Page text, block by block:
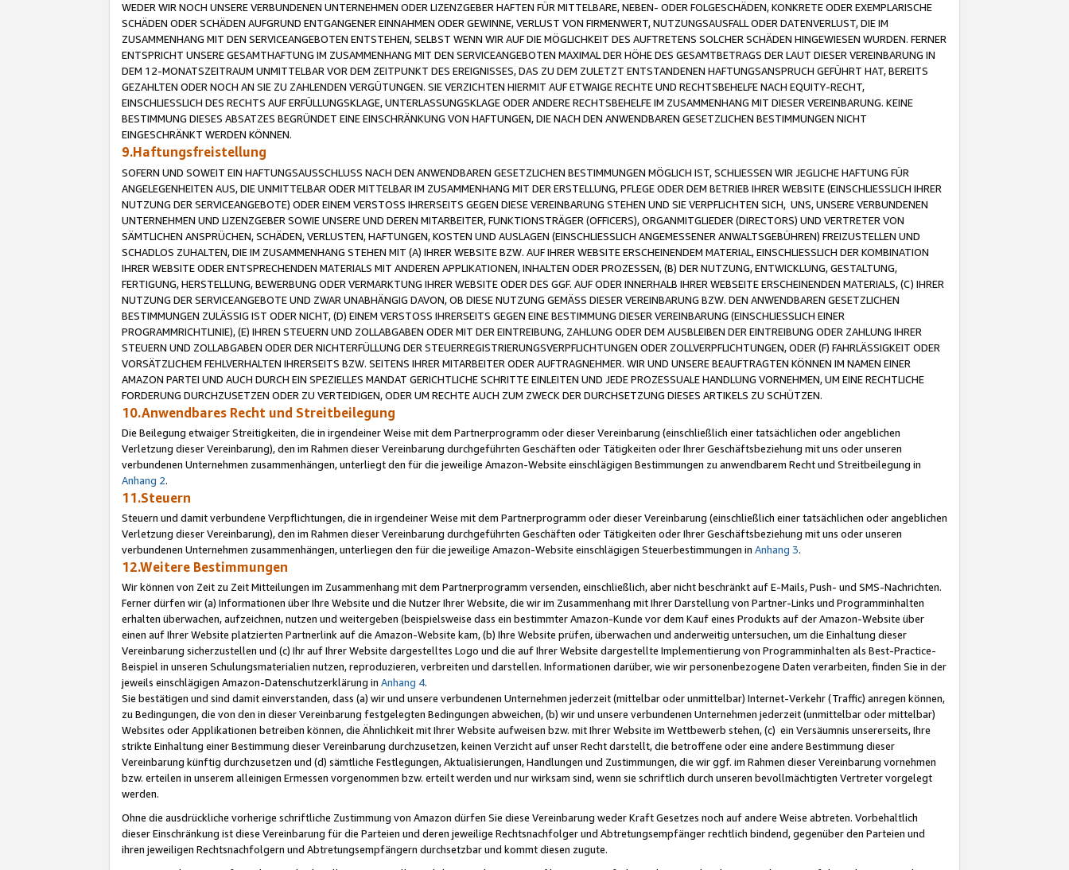
WEDER WIR NOCH UNSERE VERBUNDENEN UNTERNEHMEN ODER LIZENZGEBER HAFTEN FÜR MITTELBARE, NEBEN- ODER FOLGESCHÄDEN, KONKRETE ODER EXEMPLARISCHE
SCHÄDEN ODER SCHÄDEN AUFGRUND ENTGANGENER EINNAHMEN ODER GEWINNE, VERLUST VON FIRMENWERT, NUTZUNGSAUSFALL ODER DATENVERLUST, DIE IM
ZUSAMMENHANG MIT DEN SERVICEANGEBOTEN ENTSTEHEN, SELBST WENN WIR AUF DIE MÖGLICHKEIT DES AUFTRETENS SOLCHER SCHÄDEN HINGEWIESEN WURDEN. FERNER
ENTSPRICHT UNSERE GESAMTHAFTUNG IM ZUSAMMENHANG MIT DEN SERVICEANGEBOTEN MAXIMAL DER HÖHE DES GESAMTBETRAGS DER LAUT DIESER VEREINBARUNG IN
DEM 12-MONATSZEITRAUM UNMITTELBAR VOR DEM ZEITPUNKT DES EREIGNISSES, DAS ZU DEM ZULETZT ENTSTANDENEN HAFTUNGSANSPRUCH GEFÜHRT HAT, BEREITS
GEZAHLTEN ODER NOCH AN SIE ZU ZAHLENDEN VERGÜTUNGEN. SIE VERZICHTEN HIERMIT AUF ETWAIGE RECHTE UND RECHTSBEHELFE NACH EQUITY-RECHT,
EINSCHLIESSLICH DES RECHTS AUF ERFÜLLUNGSKLAGE, UNTERLASSUNGSKLAGE ODER ANDERE RECHTSBEHELFE IM ZUSAMMENHANG MIT DIESER VEREINBARUNG. KEINE
BESTIMMUNG DIESES ABSATZES BEGRÜNDET EINE EINSCHRÄNKUNG VON HAFTUNGEN, DIE NACH DEN ANWENDBAREN GESETZLICHEN BESTIMMUNGEN NICHT
EINGESCHRÄNKT WERDEN KÖNNEN.
9.Haftungsfreistellung
SOFERN UND SOWEIT EIN HAFTUNGSAUSSCHLUSS NACH DEN ANWENDBAREN GESETZLICHEN BESTIMMUNGEN MÖGLICH IST, SCHLIESSEN WIR JEGLICHE HAFTUNG FÜR
ANGELEGENHEITEN AUS, DIE UNMITTELBAR ODER MITTELBAR IM ZUSAMMENHANG MIT DER ERSTELLUNG, PFLEGE ODER DEM BETRIEB IHRER WEBSITE (EINSCHLIESSLICH IHRER
NUTZUNG DER SERVICEANGEBOTE) ODER EINEM VERSTOSS IHRERSEITS GEGEN DIESE VEREINBARUNG STEHEN UND SIE VERPFLICHTEN SICH, UNS, UNSERE VERBUNDENEN
UNTERNEHMEN UND LIZENZGEBER SOWIE UNSERE UND DEREN MITARBEITER, FUNKTIONSTRÄGER (OFFICERS), ORGANMITGLIEDER (DIRECTORS) UND VERTRETER VON
SÄMTLICHEN ANSPRÜCHEN, SCHÄDEN, VERLUSTEN, HAFTUNGEN, KOSTEN UND AUSLAGEN (EINSCHLIESSLICH ANGEMESSENER ANWALTSGEBÜHREN) FREIZUSTELLEN UND
SCHADLOS ZUHALTEN, DIE IM ZUSAMMENHANG STEHEN MIT (A) IHRER WEBSITE BZW. AUF IHRER WEBSITE ERSCHEINENDEM MATERIAL, EINSCHLIESSLICH DER KOMBINATION
IHRER WEBSITE ODER ENTSPRECHENDEN MATERIALS MIT ANDEREN APPLIKATIONEN, INHALTEN ODER PROZESSEN, (B) DER NUTZUNG, ENTWICKLUNG, GESTALTUNG,
FERTIGUNG, HERSTELLUNG, BEWERBUNG ODER VERMARKTUNG IHRER WEBSITE ODER DES GGF. AUF ODER INNERHALB IHRER WEBSEITE ERSCHEINENDEN MATERIALS, (C) IHRER
NUTZUNG DER SERVICEANGEBOTE UND ZWAR UNABHÄNGIG DAVON, OB DIESE NUTZUNG GEMÄSS DIESER VEREINBARUNG BZW. DEN ANWENDBAREN GESETZLICHEN
BESTIMMUNGEN ZULÄSSIG IST ODER NICHT, (D) EINEM VERSTOSS IHRERSEITS GEGEN EINE BESTIMMUNG DIESER VEREINBARUNG (EINSCHLIESSLICH EINER
PROGRAMMRICHTLINIE), (E) IHREN STEUERN UND ZOLLABGABEN ODER MIT DER EINTREIBUNG, ZAHLUNG ODER DEM AUSBLEIBEN DER EINTREIBUNG ODER ZAHLUNG IHRER
STEUERN UND ZOLLABGABEN ODER DER NICHTERFÜLLUNG DER STEUERREGISTRIERUNGSVERPFLICHTUNGEN ODER ZOLLVERPFLICHTUNGEN, ODER (F) FAHRLÄSSIGKEIT ODER
VORSÄTZLICHEM FEHLVERHALTEN IHRERSEITS BZW. SEITENS IHRER MITARBEITER ODER AUFTRAGNEHMER. WIR UND UNSERE BEAUFTRAGTEN KÖNNEN IM NAMEN EINER
AMAZON PARTEI UND AUCH DURCH EIN SPEZIELLES MANDAT GERICHTLICHE SCHRITTE EINLEITEN UND JEDE PROZESSUALE HANDLUNG VORNEHMEN, UM EINE RECHTLICHE
FORDERUNG DURCHZUSETZEN ODER ZU VERTEIDIGEN, ODER UM RECHTE AUCH ZUM ZWECK DER DURCHSETZUNG DIESES ARTIKELS ZU SCHÜTZEN.
10.Anwendbares Recht und Streitbeilegung
Die Beilegung etwaiger Streitigkeiten, die in irgendeiner Weise mit dem Partnerprogramm oder dieser Vereinbarung (einschließlich einer tatsächlichen oder angeblichen
Verletzung dieser Vereinbarung), den im Rahmen dieser Vereinbarung durchgeführten Geschäften oder Tätigkeiten oder Ihrer Geschäftsbeziehung mit uns oder unseren
verbundenen Unternehmen zusammenhängen, unterliegt den für die jeweilige Amazon-Website einschlägigen Bestimmungen zu anwendbarem Recht und Streitbeilegung in
Anhang 2.
11.Steuern
Steuern und damit verbundene Verpflichtungen, die in irgendeiner Weise mit dem Partnerprogramm oder dieser Vereinbarung (einschließlich einer tatsächlichen oder angeblichen
Verletzung dieser Vereinbarung), den im Rahmen dieser Vereinbarung durchgeführten Geschäften oder Tätigkeiten oder Ihrer Geschäftsbeziehung mit uns oder unseren
verbundenen Unternehmen zusammenhängen, unterliegen den für die jeweilige Amazon-Website einschlägigen Steuerbestimmungen in Anhang 3.
12.Weitere Bestimmungen
Wir können von Zeit zu Zeit Mitteilungen im Zusammenhang mit dem Partnerprogramm versenden, einschließlich, aber nicht beschränkt auf E-Mails, Push- und SMS-Nachrichten.
Ferner dürfen wir (a) Informationen über Ihre Website und die Nutzer Ihrer Website, die wir im Zusammenhang mit Ihrer Darstellung von Partner-Links und Programminhalten
erhalten überwachen, aufzeichnen, nutzen und weitergeben (beispielsweise dass ein bestimmter Amazon-Kunde vor dem Kauf eines Produkts auf der Amazon-Website über
einen auf Ihrer Website platzierten Partnerlink auf die Amazon-Website kam, (b) Ihre Website prüfen, überwachen und anderweitig untersuchen, um die Einhaltung dieser
Vereinbarung sicherzustellen und (c) Ihr auf Ihrer Website dargestelltes Logo und die auf Ihrer Website dargestellte Implementierung von Programminhalten als Best-Practice-
Beispiel in unseren Schulungsmaterialien nutzen, reproduzieren, verbreiten und darstellen. Informationen darüber, wie wir personenbezogene Daten verarbeiten, finden Sie in der
jeweils einschlägigen Amazon-Datenschutzerklärung in Anhang 4.
Sie bestätigen und sind damit einverstanden, dass (a) wir und unsere verbundenen Unternehmen jederzeit (mittelbar oder unmittelbar) Internet-Verkehr (Traffic) anregen können,
zu Bedingungen, die von den in dieser Vereinbarung festgelegten Bedingungen abweichen, (b) wir und unsere verbundenen Unternehmen jederzeit (unmittelbar oder mittelbar)
Websites oder Applikationen betreiben können, die Ähnlichkeit mit Ihrer Website aufweisen bzw. mit Ihrer Website im Wettbewerb stehen, (c) ein Versäumnis unsererseits, Ihre
strikte Einhaltung einer Bestimmung dieser Vereinbarung durchzusetzen, keinen Verzicht auf unser Recht darstellt, die betroffene oder eine andere Bestimmung dieser
Vereinbarung künftig durchzusetzen und (d) sämtliche Festlegungen, Aktualisierungen, Handlungen und Zustimmungen, die wir ggf. im Rahmen dieser Vereinbarung vornehmen
bzw. erteilen in unserem alleinigen Ermessen vorgenommen bzw. erteilt werden und nur wirksam sind, wenn sie schriftlich durch unseren bevollmächtigten Vertreter vorgelegt
werden.
Ohne die ausdrückliche vorherige schriftliche Zustimmung von Amazon dürfen Sie diese Vereinbarung weder Kraft Gesetzes noch auf andere Weise abtreten. Vorbehaltlich
dieser Einschränkung ist diese Vereinbarung für die Parteien und deren jeweilige Rechtsnachfolger und Abtretungsempfänger rechtlich bindend, gegenüber den Parteien und
ihren jeweiligen Rechtsnachfolgern und Abtretungsempfängern durchsetzbar und kommt diesen zugute.